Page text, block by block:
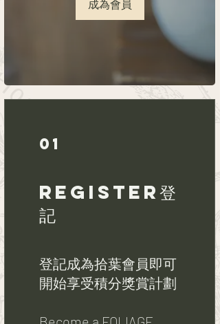
成為會員
01
Register登
記
登記成為拾葉會員即可
開始享受積分獎賞計劃